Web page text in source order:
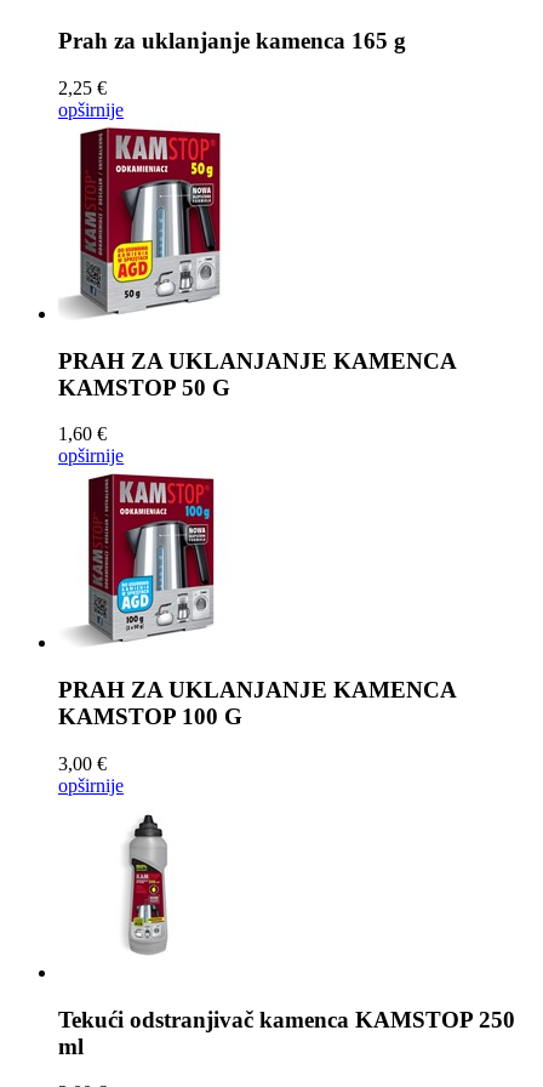
Prah za uklanjanje kamenca 165 g
2,25 €
opširnije
PRAH ZA UKLANJANJE KAMENCA
KAMSTOP 50 G
1,60 €
opširnije
PRAH ZA UKLANJANJE KAMENCA
KAMSTOP 100 G
3,00 €
opširnije
Tekući odstranjivač kamenca KAMSTOP 250
ml